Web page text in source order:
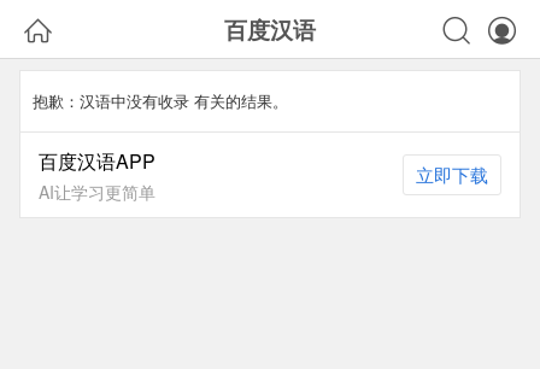
 百度汉语 

抱歉：汉语中没有收录 有关的结果。
百度汉语APP
AI让学习更简单
立即下载